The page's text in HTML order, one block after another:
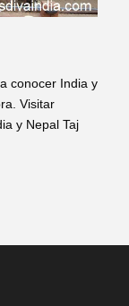
conocer India y
Visitar
y Nepal Taj